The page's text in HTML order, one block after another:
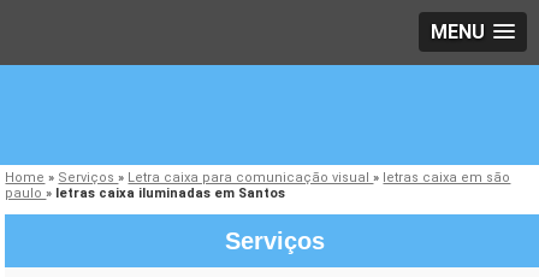
MENU
Home » Serviços» Letra caixa para comunicação visual» letras caixa em são
paulo» letras caixa iluminadas em Santos
Serviços